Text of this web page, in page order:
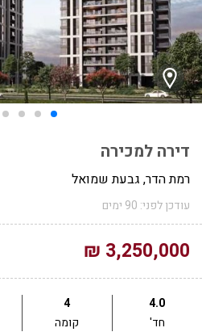
דירה למכירה
רמת הדר, גבעת שמואל
עודכן לפני: 90 ימים
3,250,000 ₪
4.0
חד'
4
קומה